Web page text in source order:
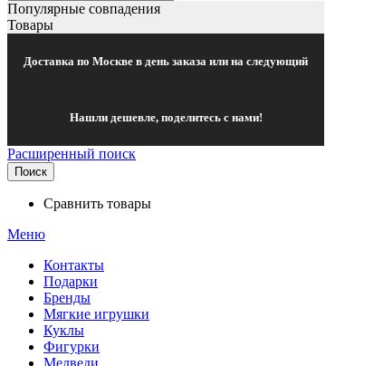
Популярные совпадения
Товары
Доставка по Москве в день заказа или на следующий
Нашли дешевле, поделитесь с нами!
Расширенный поиск
Поиск
Сравнить товары
Меню
Контакты
Подарки
Бренды
Мягкие игрушки
Куклы
Фигурки
Медведи